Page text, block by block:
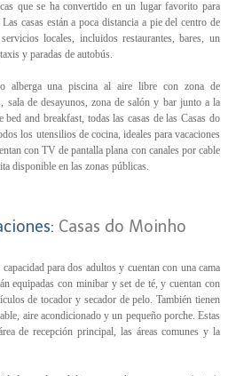
que se ha convertido en un lugar favorito para
casas están a poca distancia a pie del centro de
locales, incluidos restaurantes, bares, un
y paradas de autobús.
alberga una piscina al aire libre con zona de
sala de desayunos, zona de salón y bar junto a la
and breakfast, todas las casas de las Casas do
los utensilios de cocina, ideales para vacaciones
con TV de pantalla plana con canales por cable
disponible en las zonas públicas.
Casas do Moinho
para dos adultos y cuentan con una cama
equipadas con minibar y set de té, y cuentan con
de tocador y secador de pelo. También tienen
aire acondicionado y un pequeño porche. Estas
de recepción principal, las áreas comunes y la